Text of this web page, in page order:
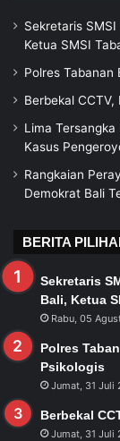
Sekretaris
Ketua SMSI
Polres Tabanan
Berbekal
Lima
Kasus
Rangkaian
Demokrat Bali
BERITA
Sekretaris
Bali, Ketua
Rabu, 05
Polres
Psikologis
Jumat, 31 Juli
Berbekal
Jumat, 31 Juli